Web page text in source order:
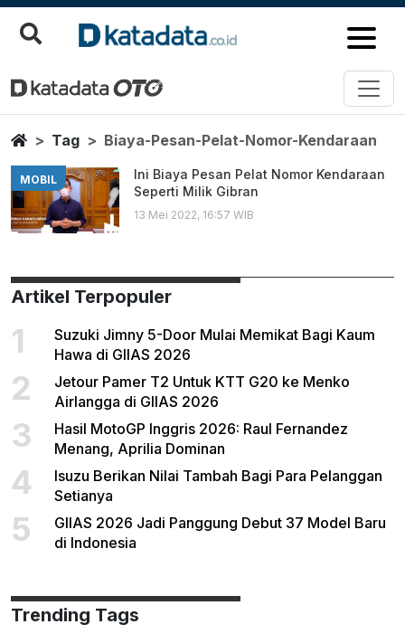
Biaya Pesan Pelat Nomor
Berita Terbaru
HomeTag Biaya-Pesan-Pelat-Nomor-Kendaraan
MOBIL
Ini Biaya Pesan Pelat Nomor Kendaraan
Seperti Milik Gibran
13 Mei 2022, 16:57 WIB
Artikel Terpopuler
1
Suzuki Jimny 5-Door Mulai Memikat Bagi Kaum
Hawa di GIIAS 2026
2
Jetour Pamer T2 Untuk KTT G20 ke Menko
Airlangga di GIIAS 2026
3
Hasil MotoGP Inggris 2026: Raul Fernandez
Menang, Aprilia Dominan
4
Isuzu Berikan Nilai Tambah Bagi Para Pelanggan
Setianya
5
GIIAS 2026 Jadi Panggung Debut 37 Model Baru
di Indonesia
Trending Tags